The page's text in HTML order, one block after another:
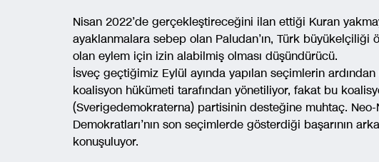
Nisan 2022’de gerçekleştireceğini ilan ettiği Kuran
ayaklanmalara sebep olan Paludan’ın, Türk
olan eylem için izin alabilmiş olması düşündürücü.
İsveç geçtiğimiz Eylül ayında yapılan seçimlerin
koalisyon hükümeti tarafından yönetiliyor, fakat bu
(Sverigedemokraterna) partisinin desteğine muhtaç.
Demokratları’nın son seçimlerde gösterdiği başarının
konuşuluyor.